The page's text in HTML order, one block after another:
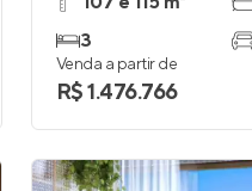
3
Venda a partir de
R$ 1.476.766